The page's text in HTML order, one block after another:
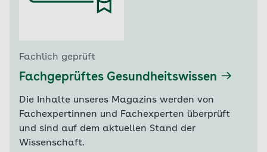
Fachlich geprüft
Fachgeprüftes Gesundheitswissen
Die Inhalte unseres Magazins werden von
Fachexpertinnen und Fachexperten überprüft
und sind auf dem aktuellen Stand der
Wissenschaft.